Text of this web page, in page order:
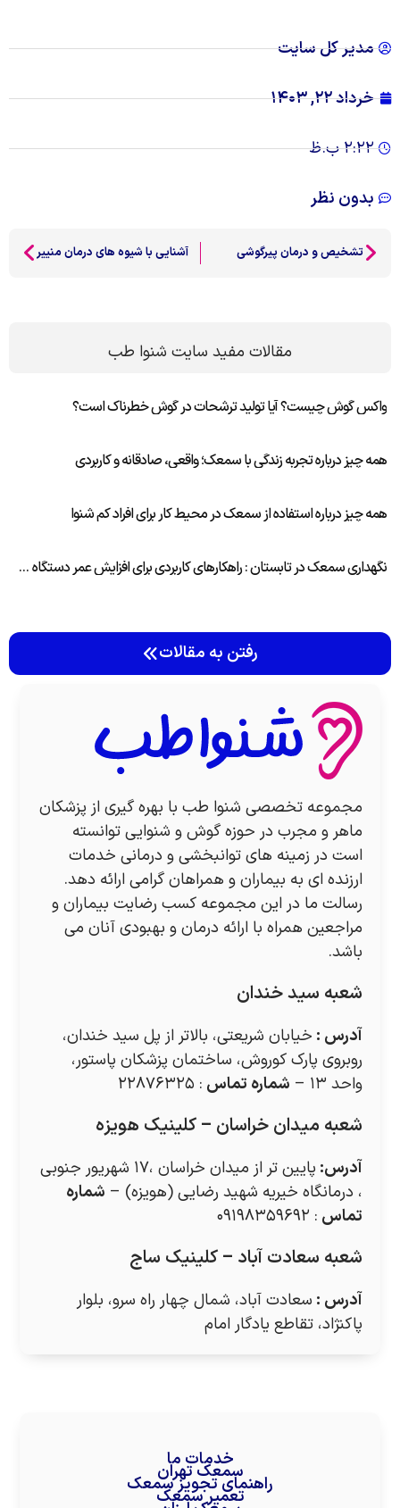
مدیر کل سایت
خرداد ۲۲, ۱۴۰۳
۲:۲۲ ب.ظ
بدون نظر
تشخیص و درمان پیرگوشی آشنایی با شیوه های درمان منییر
مقالات مفید سایت شنوا طب
واکس گوش چیست؟ آیا تولید ترشحات در گوش خطرناک است؟
همه چیز درباره تجربه زندگی با سمعک؛ واقعی، صادقانه و کاربردی
همه چیز درباره استفاده از سمعک در محیط کار برای افراد کم شنوا
نگهداری سمعک در تابستان : راهکارهای کاربردی برای افزایش عمر دستگاه شما
رفتن به مقالات
مجموعه تخصصی شنوا طب با بهره گیری از پزشکان
ماهر و مجرب در حوزه گوش و شنوایی توانسته
است در زمینه های توانبخشی و درمانی خدمات
ارزنده ای به بیماران و همراهان گرامی ارائه دهد.
رسالت ما در این مجموعه کسب رضایت بیماران و
مراجعین همراه با ارائه درمان و بهبودی آنان می
باشد.
شعبه سید خندان
آدرس : خیابان شریعتی، بالاتر از پل سید خندان،
روبروی پارک کوروش، ساختمان پزشکان پاستور،
واحد ۱۳ –
شماره تماس : ۲۲۸۷۶۳۲۵
شعبه میدان خراسان – کلینیک هویزه
آدرس:
پایین تر از میدان خراسان ،۱۷ شهریور جنوبی
، درمانگاه خیریه شهید رضایی (هویزه) – شماره
تماس : ۰۹۱۹۸۳۵۹۶۹۲
شعبه سعادت آباد – کلینیک ساج
آدرس : سعادت آباد، شمال چهار راه سرو، بلوار
پاکنژاد، تقاطع یادگار امام
خدمات ما
سمعک تهران
راهنمای تجویز سمعک
تعمیر سمعک